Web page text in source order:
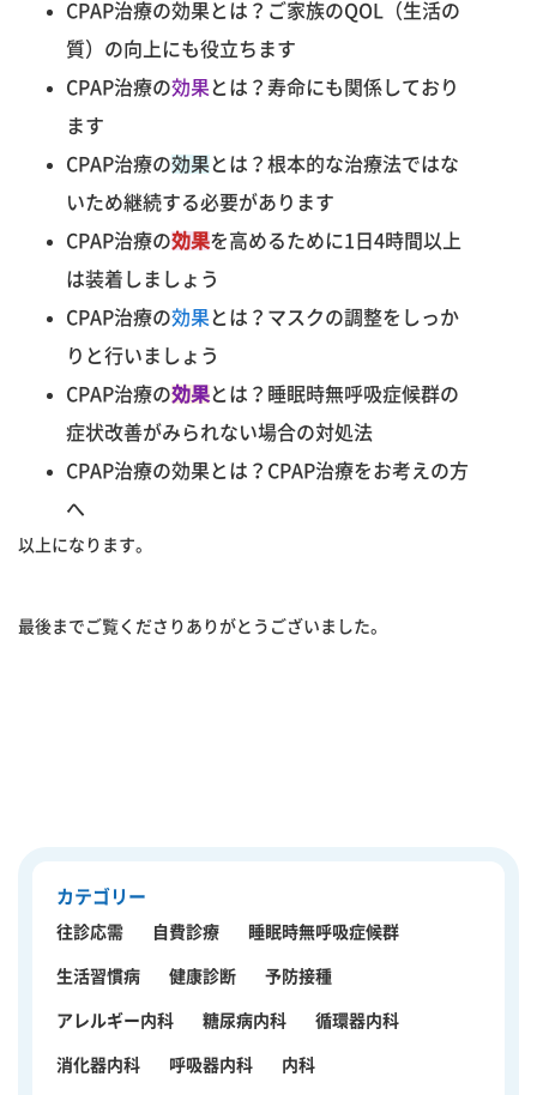
CPAP治療の効果とは？ご家族のQOL（生活の
質）の向上にも役立ちます
CPAP治療の効果とは？寿命にも関係しており
ます
CPAP治療の効果とは？根本的な治療法ではな
いため継続する必要があります
CPAP治療の効果を高めるために1日4時間以上
は装着しましょう
CPAP治療の効果とは？マスクの調整をしっか
りと行いましょう
CPAP治療の効果とは？睡眠時無呼吸症候群の
症状改善がみられない場合の対処法
CPAP治療の効果とは？CPAP治療をお考えの方
へ
以上になります。
最後までご覧くださりありがとうございました。
カテゴリー
往診応需 自費診療 睡眠時無呼吸症候群
生活習慣病 健康診断 予防接種
アレルギー内科 糖尿病内科 循環器内科
消化器内科 呼吸器内科 内科